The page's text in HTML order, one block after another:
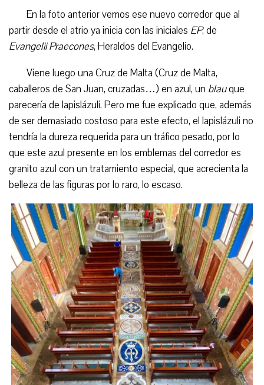
En la foto anterior vemos ese nuevo corredor que al
partir desde el atrio ya inicia con las iniciales EP, de
Evangelii Praecones, Heraldos del Evangelio.
Viene luego una Cruz de Malta (Cruz de Malta,
caballeros de San Juan, cruzadas…) en azul, un blauque
parecería de lapislázuli. Pero me fue explicado que, además
de ser demasiado costoso para este efecto, el lapislázuli no
tendría la dureza requerida para un tráfico pesado, por lo
que este azul presente en los emblemas del corredor es
granito azul con un tratamiento especial, que acrecienta la
belleza de las figuras por lo raro, lo escaso.